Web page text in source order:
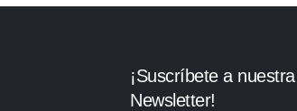
¡Suscríbete a nuestra
Newsletter!